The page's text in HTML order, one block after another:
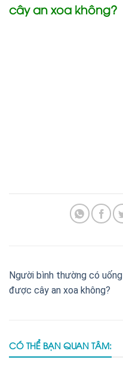
cây an xoa không?
Người bình thường có uống
được cây an xoa không?
CÓ THỂ BẠN QUAN TÂM: